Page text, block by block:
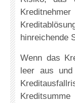
hinreichende
Wenn das
leer aus und